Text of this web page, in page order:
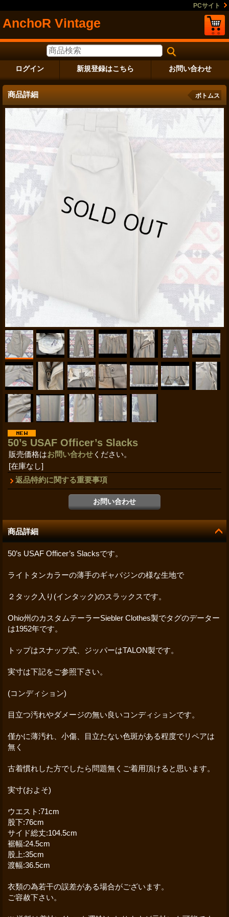
PCサイト
AnchoR Vintage
ログイン 新規登録はこちら お問い合わせ
商品詳細 ボトムス
50’s USAF Officer’s Slacks
販売価格はお問い合わせ ください。
[在庫なし]
返品特約に関する重要事項
商品詳細
50’s USAF Officer’s Slacksです。
ライトタンカラーの薄手のギャバジンの様な生地で
２タック入り(インタック)のスラックスです。
Ohio州のカスタムテーラーSiebler Clothes製でタグのデーター
は1952年です。
トップはスナップ式、ジッパーはTALON製です。
実寸は下記をご参照下さい。
(コンディション)
目立つ汚れやダメージの無い良いコンディションです。
僅かに薄汚れ、小傷、目立たない色斑がある程度でリペアは
無く
古着慣れした方でしたら問題無くご着用頂けると思います。
実寸(およそ)
ウエスト:71cm
股下:76cm
サイド総丈:104.5cm
裾幅:24.5cm
股上:35cm
渡幅:36.5cm
衣類の為若干の誤差がある場合がございます。
ご容赦下さい。